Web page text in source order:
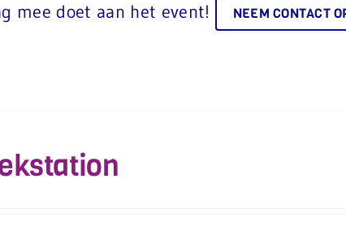
mee doet aan het event!
NEEM CONTACT